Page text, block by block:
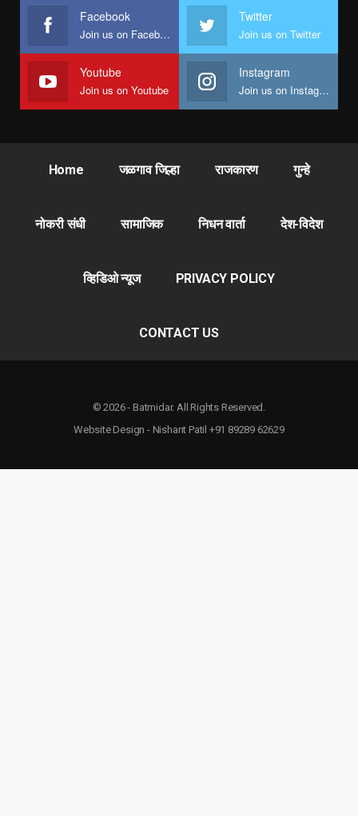
Facebook
Join us on Facebook
Twitter
Join us on Twitter
Youtube
Join us on Youtube
Instagram
Join us on Instagram
Home जळगाव जिल्हा राजकारण गुन्हे
नोकरी संधी सामाजिक निधन वार्ता देश-विदेश
व्हिडिओ न्यूज PRIVACY POLICY
CONTACT US
© 2026 - Batmidar. All Rights Reserved.
Website Design - Nishant Patil +91 89289 62629